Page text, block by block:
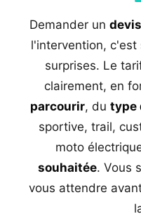
Demander un
l'intervention, c'est
surprises. Le
clairement, en
parcourir, du type
sportive, trail,
moto
souhaitée. Vous
vous attendre